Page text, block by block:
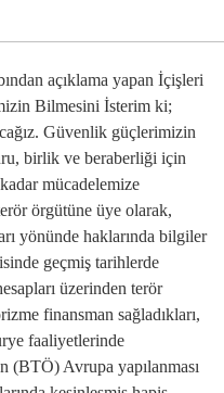
açıklama yapan İçişleri
Bilmesini İsterim ki;
Güvenlik güçlerimizin
birlik ve beraberliği için
mücadelemize
örgütüne üye olarak,
yönünde haklarında bilgiler
geçmiş tarihlerde
üzerinden terör
finansman sağladıkları,
faaliyetlerinde
(BTÖ) Avrupa yapılanması